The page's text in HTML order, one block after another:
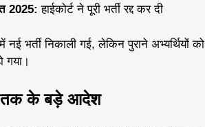
2025: हाईकोर्ट ने पूरी भर्ती रद्द कर दी
भर्ती निकाली गई, लेकिन पुराने अभ्यर्थियों को
गया।
तक के बड़े आदेश